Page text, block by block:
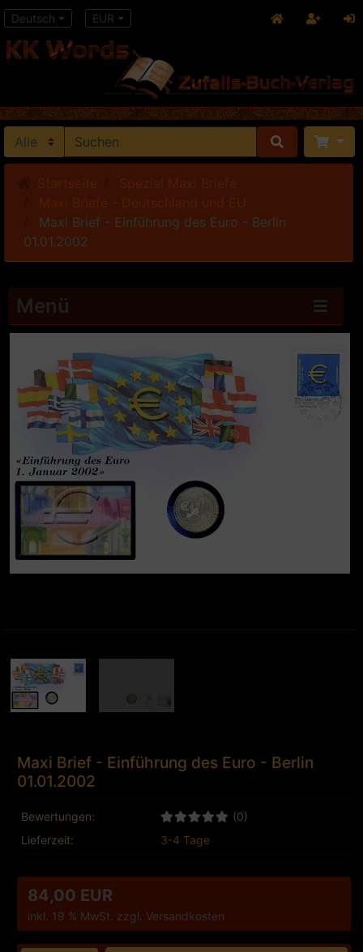
Deutsch EUR
Maxi Brief - Einführung des Euro - Berlin
01.01.2002
Menü
Maxi Brief - Einführung des Euro - Berlin
01.01.2002
Bewertungen:
(0)
Lieferzeit:
3-4 Tage
84,00 EUR
inkl. 19 % MwSt. zzgl. Versandkosten